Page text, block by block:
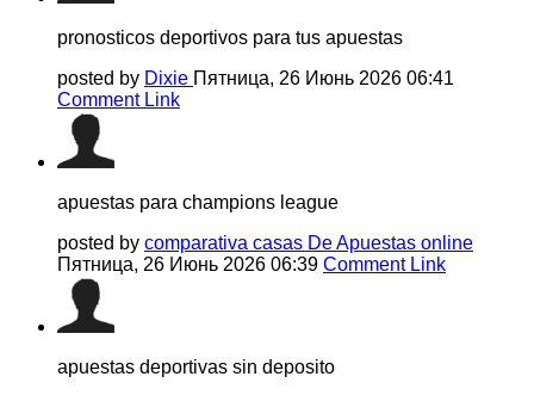
pronosticos deportivos para tus apuestas
posted by Dixie Пятница, 26 Июнь 2026 06:41
Comment Link
apuestas para champions league
posted by comparativa casas De Apuestas online
Пятница, 26 Июнь 2026 06:39 Comment Link
apuestas deportivas sin deposito